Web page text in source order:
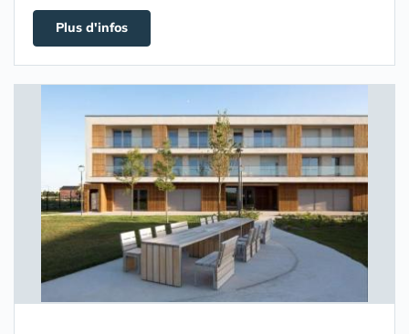
Plus d'infos